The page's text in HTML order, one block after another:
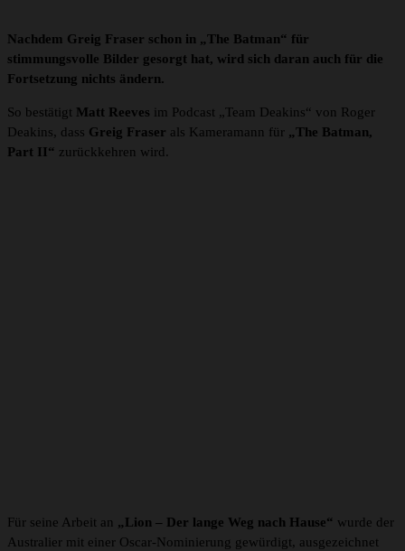
Nachdem Greig Fraser schon in „The Batman“ für
stimmungsvolle Bilder gesorgt hat, wird sich daran auch für die
Fortsetzung nichts ändern.
So bestätigt Matt Reeves im Podcast „Team Deakins“ von Roger
Deakins, dass Greig Fraser als Kameramann für „The Batman,
Part II“ zurückkehren wird.
Für seine Arbeit an „Lion – Der lange Weg nach Hause“ wurde der
Australier mit einer Oscar-Nominierung gewürdigt, ausgezeichnet